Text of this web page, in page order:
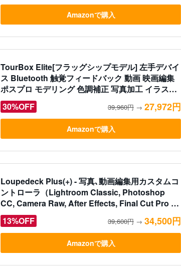
Amazonで購入
TourBox Elite[フラッグシップモデル] 左手デバイ
ス Bluetooth 触覚フィードバック 動画 映画編集
ポスプロ モデリング 色調補正 写真加工 イラスト
ブラインド操作 ClipStudioPaint Photoshop
DaVinciResolve FCPX Premiere Filmora
Lightroom Capcut AutoCAD 板タブ 液タブ マウ
30%OFF 39,960円 → 27,972円
Amazonで購入
Loupedeck Plus(+) - 写真､動画編集用カスタムコ
ントローラ（Lightroom Classic, Photoshop
CC, Camera Raw, After Effects, Final Cut Pro X,
Audition, Premiere Pro CC用）【日本語対応】
13%OFF 39,600円 → 34,500円
Amazonで購入